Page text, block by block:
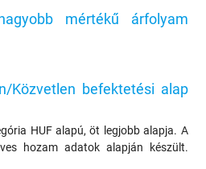
mértékű árfolyam
Közvetlen befektetési alap
HUF alapú, öt legjobb alapja. A
hozam adatok alapján készült.